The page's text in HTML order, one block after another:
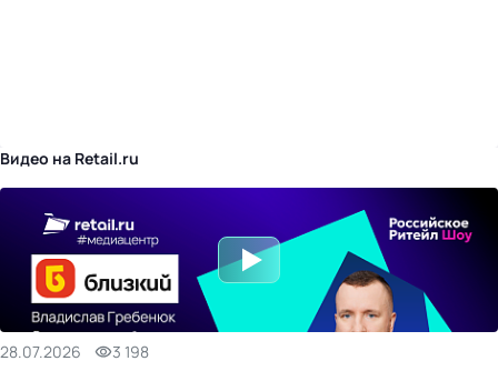
Видео на Retail.ru
28.07.2026 3 198